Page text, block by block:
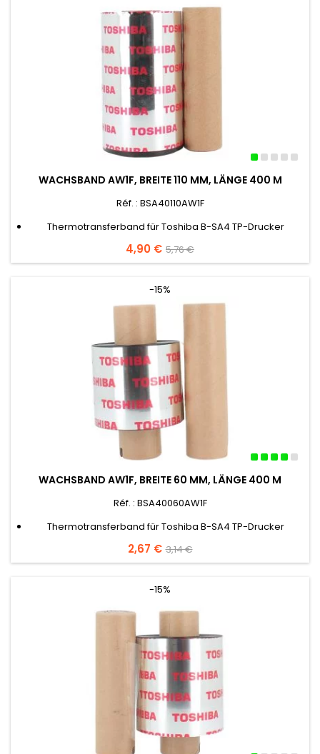
WACHSBAND AW1F, BREITE 110 MM, LÄNGE 400 M
Réf. : BSA40110AW1F
Thermotransferband für Toshiba B-SA4 TP-Drucker
Preis
4,90 € Verkaufspreis
5,76 €
-15%
WACHSBAND AW1F, BREITE 60 MM, LÄNGE 400 M
Réf. : BSA40060AW1F
Thermotransferband für Toshiba B-SA4 TP-Drucker
Preis
2,67 € Verkaufspreis
3,14 €
-15%